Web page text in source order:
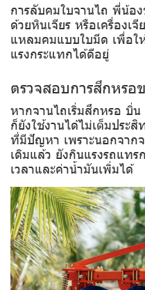
การลับคมใบจานไถ พี่น้อ
ด้วยหินเจียร หรือเครื่องเ
แหลมคมแบบใบมีด เพื่อใ
แรงกระแทกได้ดีอยู่
ตรวจสอบการสึกหรอ
หากจานไถเริ่มสึกหรอ บิ่
ก็ยังใช้งานได้ไม่เต็มประ
ที่มีปัญหา เพราะนอกจาก
เดิมแล้ว ยังกินแรงรถแท
เวลาและค่าน้ำมันเพิ่มได้